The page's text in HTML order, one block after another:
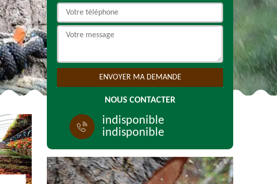
NOUS CONTACTER
indisponible
indisponible